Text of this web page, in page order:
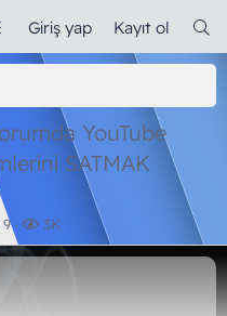
Giriş yap Kayıt ol
YouTube
SATMAK
C
e
v
9
G
ö
r
3K